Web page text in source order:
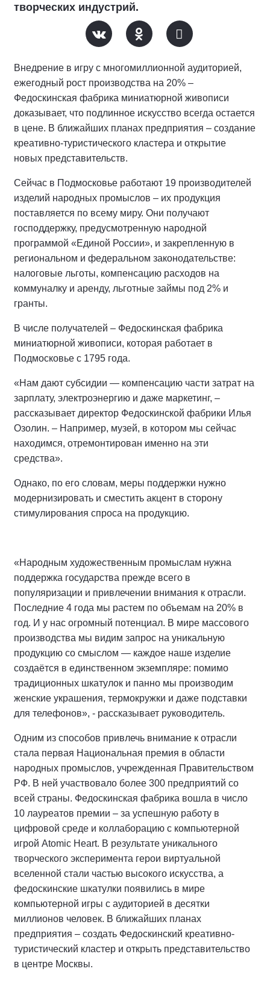
творческих индустрий.
Внедрение в игру с многомиллионной аудиторией,
ежегодный рост производства на 20% –
Федоскинская фабрика миниатюрной живописи
доказывает, что подлинное искусство всегда остается
в цене. В ближайших планах предприятия – создание
креативно-туристического кластера и открытие
новых представительств.
Сейчас в Подмосковье работают 19 производителей
изделий народных промыслов – их продукция
поставляется по всему миру. Они получают
господдержку, предусмотренную народной
программой «Единой России», и закрепленную в
региональном и федеральном законодательстве:
налоговые льготы, компенсацию расходов на
коммуналку и аренду, льготные займы под 2% и
гранты.
В числе получателей – Федоскинская фабрика
миниатюрной живописи, которая работает в
Подмосковье с 1795 года.
«Нам дают субсидии — компенсацию части затрат на
зарплату, электроэнергию и даже маркетинг, –
рассказывает директор Федоскинской фабрики Илья
Озолин. – Например, музей, в котором мы сейчас
находимся, отремонтирован именно на эти
средства».
Однако, по его словам, меры поддержки нужно
модернизировать и сместить акцент в сторону
стимулирования спроса на продукцию.
«Народным художественным промыслам нужна
поддержка государства прежде всего в
популяризации и привлечении внимания к отрасли.
Последние 4 года мы растем по объемам на 20% в
год. И у нас огромный потенциал. В мире массового
производства мы видим запрос на уникальную
продукцию со смыслом — каждое наше изделие
создаётся в единственном экземпляре: помимо
традиционных шкатулок и панно мы производим
женские украшения, термокружки и даже подставки
для телефонов», - рассказывает руководитель.
Одним из способов привлечь внимание к отрасли
стала первая Национальная премия в области
народных промыслов, учрежденная Правительством
РФ. В ней участвовало более 300 предприятий со
всей страны. Федоскинская фабрика вошла в число
10 лауреатов премии – за успешную работу в
цифровой среде и коллаборацию с компьютерной
игрой Atomic Heart. В результате уникального
творческого эксперимента герои виртуальной
вселенной стали частью высокого искусства, а
федоскинские шкатулки появились в мире
компьютерной игры с аудиторией в десятки
миллионов человек. В ближайших планах
предприятия – создать Федоскинский креативно-
туристический кластер и открыть представительство
в центре Москвы.